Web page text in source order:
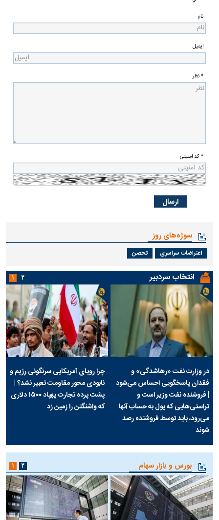
نام
ایمیل
* نظر
* کد امنیتی
سوژه‌های روز
اعتراضات سراسری تحصن
انتخاب سردبیر
در وزارت نفت «رهاشدگی» و
فقدان پاسخگویی احساس می‌شود
| فروشنده نفت وزیر است و
تراستی‌هایی که پول به حساب آنها
می‌رود، باید توسط فروشنده رصد
شوند
چرا رویای آمریکایی سرنگونی رژیم و
نابودی محور مقاومت تعبیر نشد؟ |
پشت پرده تجارت پهپاد‌ ۱۵۰۰ دلاری
که واشنگتن را زمین زد
۱ ۲
بورس و بازار سهام ۱ ۲